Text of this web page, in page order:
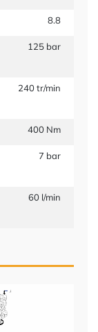
8.8
125 bar
240 tr/min
400 Nm
7 bar
60 l/min